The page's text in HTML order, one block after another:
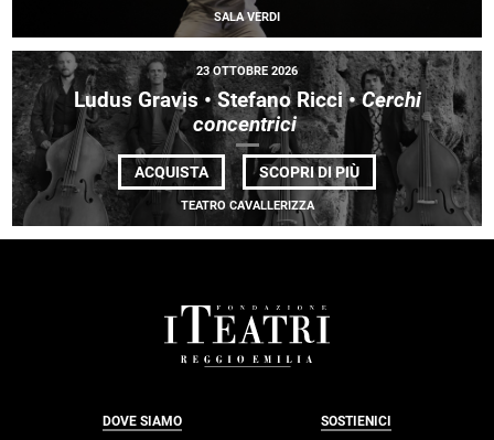
GATHERING
PROJECT</EM>
SALA VERDI
23 OTTOBRE 2026
Ludus Gravis • Stefano Ricci •Cerchi
concentrici
ACQUISTA SCOPRI DI PIÙDI
LUDUS
GRAVIS •
STEFANO
RICCI
TEATRO CAVALLERIZZA
DOVE SIAMO SOSTIENICI